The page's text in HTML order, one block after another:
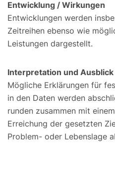
Entwicklung / Wirkungen
Entwicklungen werden
Zeitreihen ebenso wie
Leistungen dargestellt.
Interpretation und Ausblick
Mögliche Erklärungen für
in den Daten werden
runden zusammen mit
Erreichung der gesetzten
Problem- oder Lebenslage